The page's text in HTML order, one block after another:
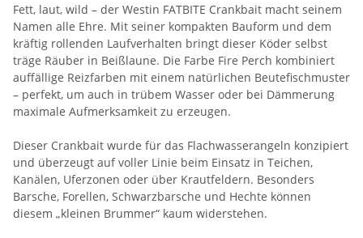
Fett, laut, wild – der Westin FATBITE Crankbait macht seinem
Namen alle Ehre. Mit seiner kompakten Bauform und dem
kräftig rollenden Laufverhalten bringt dieser Köder selbst
träge Räuber in Beißlaune. Die Farbe Fire Perch kombiniert
auffällige Reizfarben mit einem natürlichen Beutefischmuster
– perfekt, um auch in trübem Wasser oder bei Dämmerung
maximale Aufmerksamkeit zu erzeugen.
Dieser Crankbait wurde für das Flachwasserangeln konzipiert
und überzeugt auf voller Linie beim Einsatz in Teichen,
Kanälen, Uferzonen oder über Krautfeldern. Besonders
Barsche, Forellen, Schwarzbarsche und Hechte können
diesem „kleinen Brummer“ kaum widerstehen.